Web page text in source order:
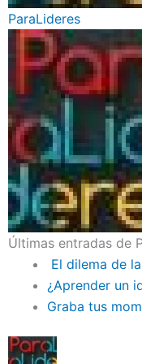
ParaLideres
Últimas entradas de
El dilema de
¿Aprender un
Graba tus